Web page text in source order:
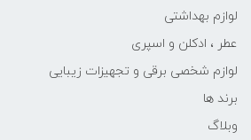
لوازم بهداشتی
عطر ، ادکلن و اسپری
لوازم شخصی برقی و تجهیزات زیبایی
برند ها
وبلاگ